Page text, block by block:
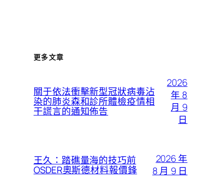
更多文章
關于依法衝擊新型冠狀病毒沾
染的肺炎森和診所體檢疫情相
干謊言的通知佈告
2026
年 8
月 9
日
王久：踏礁量海的技巧前
OSDER奧斯德材料報價鋒
2026 年
8 月 9 日